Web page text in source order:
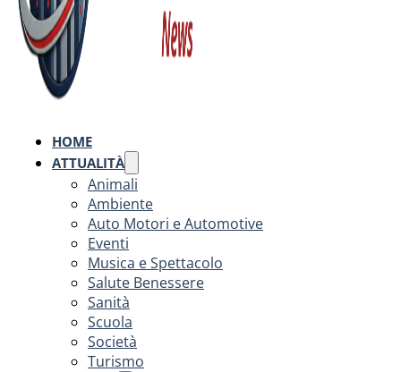
HOME
ATTUALITÀ
Animali
Ambiente
Auto Motori e Automotive
Eventi
Musica e Spettacolo
Salute Benessere
Sanità
Scuola
Società
Turismo